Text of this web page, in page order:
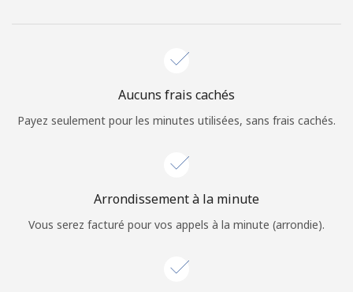
Aucuns frais cachés
Payez seulement pour les minutes utilisées, sans frais cachés.
Arrondissement à la minute
Vous serez facturé pour vos appels à la minute (arrondie).